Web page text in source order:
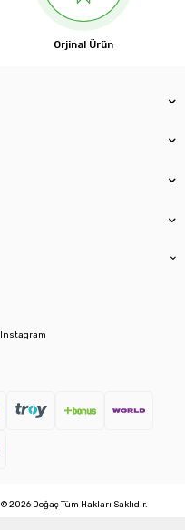
Orjinal Ürün
Instagram
© 2026 Doğaç Tüm Hakları Saklıdır.